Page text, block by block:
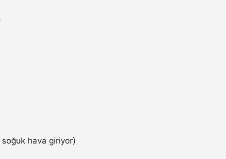
hava giriyor)